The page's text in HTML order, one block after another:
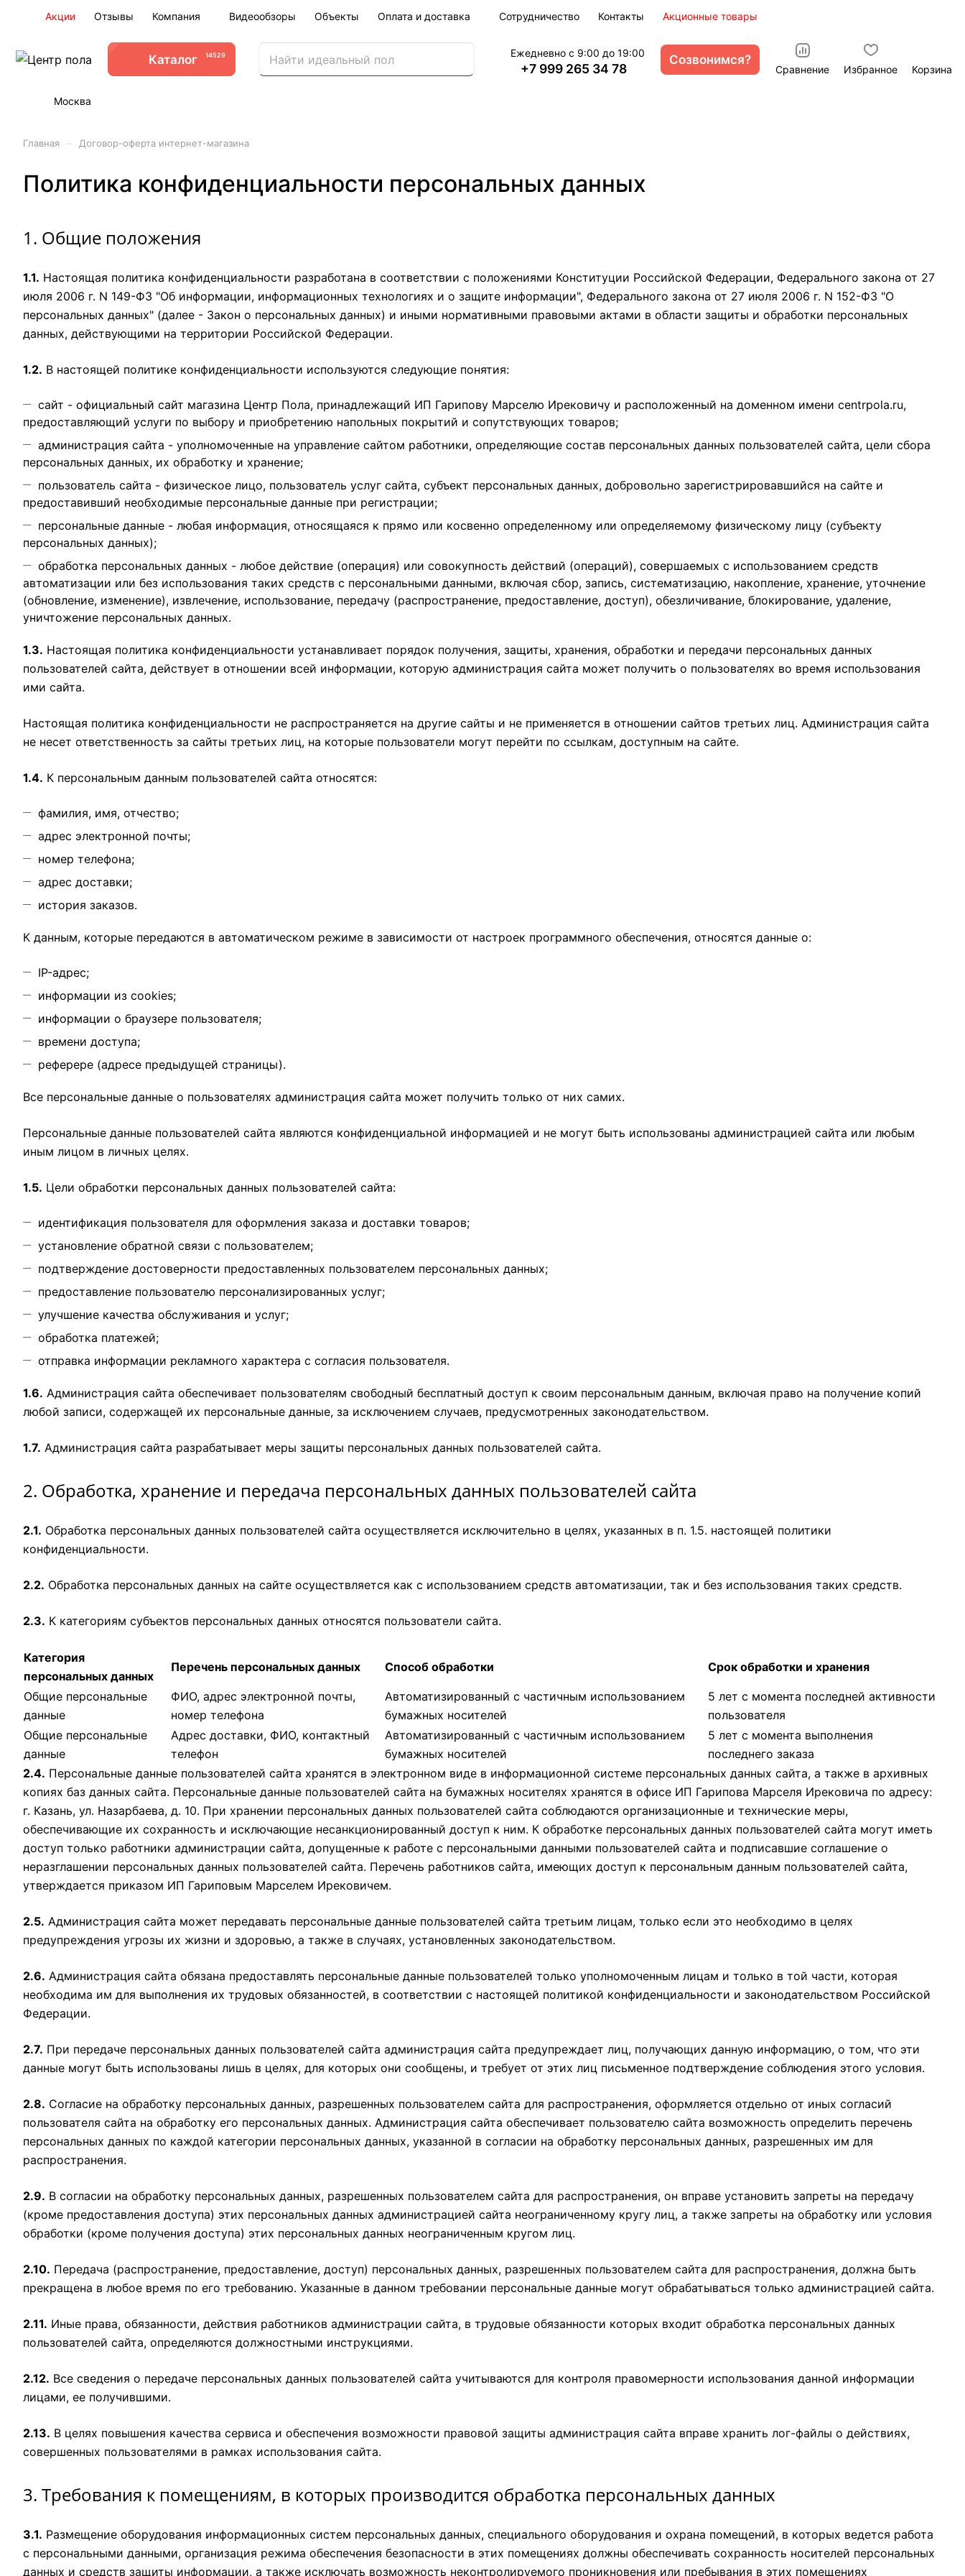
Акции Отзывы Компания Видеообзоры Объекты Оплата и доставка Сотрудничество Контакты Акционные товары
14529
Каталог Ежедневно с 9:00 до 19:00
+7 999 265 34 78
Созвонимся?
Сравнение Избранное Корзина
Москва
Главная Договор-оферта интернет-магазина
Политика конфиденциальности персональных данных
1. Общие положения
1.1. Настоящая политика конфиденциальности разработана в соответствии с положениями Конституции Российской Федерации, Федерального закона от 27
июля 2006 г. N 149-ФЗ "Об информации, информационных технологиях и о защите информации", Федерального закона от 27 июля 2006 г. N 152-ФЗ "О
персональных данных" (далее - Закон о персональных данных) и иными нормативными правовыми актами в области защиты и обработки персональных
данных, действующими на территории Российской Федерации.
1.2. В настоящей политике конфиденциальности используются следующие понятия:
сайт - официальный сайт магазина Центр Пола, принадлежащий ИП Гарипову Марселю Ирековичу и расположенный на доменном имени centrpola.ru,
предоставляющий услуги по выбору и приобретению напольных покрытий и сопутствующих товаров;
администрация сайта - уполномоченные на управление сайтом работники, определяющие состав персональных данных пользователей сайта, цели сбора
персональных данных, их обработку и хранение;
пользователь сайта - физическое лицо, пользователь услуг сайта, субъект персональных данных, добровольно зарегистрировавшийся на сайте и
предоставивший необходимые персональные данные при регистрации;
персональные данные - любая информация, относящаяся к прямо или косвенно определенному или определяемому физическому лицу (субъекту
персональных данных);
обработка персональных данных - любое действие (операция) или совокупность действий (операций), совершаемых с использованием средств
автоматизации или без использования таких средств с персональными данными, включая сбор, запись, систематизацию, накопление, хранение, уточнение
(обновление, изменение), извлечение, использование, передачу (распространение, предоставление, доступ), обезличивание, блокирование, удаление,
уничтожение персональных данных.
1.3. Настоящая политика конфиденциальности устанавливает порядок получения, защиты, хранения, обработки и передачи персональных данных
пользователей сайта, действует в отношении всей информации, которую администрация сайта может получить о пользователях во время использования
ими сайта.
Настоящая политика конфиденциальности не распространяется на другие сайты и не применяется в отношении сайтов третьих лиц. Администрация сайта
не несет ответственность за сайты третьих лиц, на которые пользователи могут перейти по ссылкам, доступным на сайте.
1.4. К персональным данным пользователей сайта относятся:
фамилия, имя, отчество;
адрес электронной почты;
номер телефона;
адрес доставки;
история заказов.
К данным, которые передаются в автоматическом режиме в зависимости от настроек программного обеспечения, относятся данные о:
IP-адрес;
информации из cookies;
информации о браузере пользователя;
времени доступа;
реферере (адресе предыдущей страницы).
Все персональные данные о пользователях администрация сайта может получить только от них самих.
Персональные данные пользователей сайта являются конфиденциальной информацией и не могут быть использованы администрацией сайта или любым
иным лицом в личных целях.
1.5. Цели обработки персональных данных пользователей сайта:
идентификация пользователя для оформления заказа и доставки товаров;
установление обратной связи с пользователем;
подтверждение достоверности предоставленных пользователем персональных данных;
предоставление пользователю персонализированных услуг;
улучшение качества обслуживания и услуг;
обработка платежей;
отправка информации рекламного характера с согласия пользователя.
1.6. Администрация сайта обеспечивает пользователям свободный бесплатный доступ к своим персональным данным, включая право на получение копий
любой записи, содержащей их персональные данные, за исключением случаев, предусмотренных законодательством.
1.7. Администрация сайта разрабатывает меры защиты персональных данных пользователей сайта.
2. Обработка, хранение и передача персональных данных пользователей сайта
2.1. Обработка персональных данных пользователей сайта осуществляется исключительно в целях, указанных в п. 1.5. настоящей политики
конфиденциальности.
2.2. Обработка персональных данных на сайте осуществляется как с использованием средств автоматизации, так и без использования таких средств.
2.3. К категориям субъектов персональных данных относятся пользователи сайта.
Категория
персональных данных
Перечень персональных данных Способ обработки Срок обработки и хранения
Общие персональные
данные
ФИО, адрес электронной почты,
номер телефона
Автоматизированный с частичным использованием
бумажных носителей
5 лет с момента последней активности
пользователя
Общие персональные
данные
Адрес доставки, ФИО, контактный
телефон
Автоматизированный с частичным использованием
бумажных носителей
5 лет с момента выполнения
последнего заказа
2.4. Персональные данные пользователей сайта хранятся в электронном виде в информационной системе персональных данных сайта, а также в архивных
копиях баз данных сайта. Персональные данные пользователей сайта на бумажных носителях хранятся в офисе ИП Гарипова Марселя Ирековича по адресу:
г. Казань, ул. Назарбаева, д. 10. При хранении персональных данных пользователей сайта соблюдаются организационные и технические меры,
обеспечивающие их сохранность и исключающие несанкционированный доступ к ним. К обработке персональных данных пользователей сайта могут иметь
доступ только работники администрации сайта, допущенные к работе с персональными данными пользователей сайта и подписавшие соглашение о
неразглашении персональных данных пользователей сайта. Перечень работников сайта, имеющих доступ к персональным данным пользователей сайта,
утверждается приказом ИП Гариповым Марселем Ирековичем.
2.5. Администрация сайта может передавать персональные данные пользователей сайта третьим лицам, только если это необходимо в целях
предупреждения угрозы их жизни и здоровью, а также в случаях, установленных законодательством.
2.6. Администрация сайта обязана предоставлять персональные данные пользователей только уполномоченным лицам и только в той части, которая
необходима им для выполнения их трудовых обязанностей, в соответствии с настоящей политикой конфиденциальности и законодательством Российской
Федерации.
2.7. При передаче персональных данных пользователей сайта администрация сайта предупреждает лиц, получающих данную информацию, о том, что эти
данные могут быть использованы лишь в целях, для которых они сообщены, и требует от этих лиц письменное подтверждение соблюдения этого условия.
2.8. Согласие на обработку персональных данных, разрешенных пользователем сайта для распространения, оформляется отдельно от иных согласий
пользователя сайта на обработку его персональных данных. Администрация сайта обеспечивает пользователю сайта возможность определить перечень
персональных данных по каждой категории персональных данных, указанной в согласии на обработку персональных данных, разрешенных им для
распространения.
2.9. В согласии на обработку персональных данных, разрешенных пользователем сайта для распространения, он вправе установить запреты на передачу
(кроме предоставления доступа) этих персональных данных администрацией сайта неограниченному кругу лиц, а также запреты на обработку или условия
обработки (кроме получения доступа) этих персональных данных неограниченным кругом лиц.
2.10. Передача (распространение, предоставление, доступ) персональных данных, разрешенных пользователем сайта для распространения, должна быть
прекращена в любое время по его требованию. Указанные в данном требовании персональные данные могут обрабатываться только администрацией сайта.
2.11. Иные права, обязанности, действия работников администрации сайта, в трудовые обязанности которых входит обработка персональных данных
пользователей сайта, определяются должностными инструкциями.
2.12. Все сведения о передаче персональных данных пользователей сайта учитываются для контроля правомерности использования данной информации
лицами, ее получившими.
2.13. В целях повышения качества сервиса и обеспечения возможности правовой защиты администрация сайта вправе хранить лог-файлы о действиях,
совершенных пользователями в рамках использования сайта.
3. Требования к помещениям, в которых производится обработка персональных данных
3.1. Размещение оборудования информационных систем персональных данных, специального оборудования и охрана помещений, в которых ведется работа
с персональными данными, организация режима обеспечения безопасности в этих помещениях должны обеспечивать сохранность носителей персональных
данных и средств защиты информации, а также исключать возможность неконтролируемого проникновения или пребывания в этих помещениях